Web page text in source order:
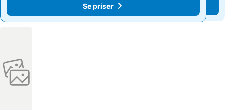
Se priser
Se priser